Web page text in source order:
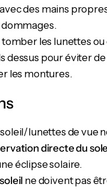
des mains
dommages.
tomber les lunettes
dessus pour éviter
les montures.
lunettes de vue
directe du
éclipse solaire.
ne doivent pas